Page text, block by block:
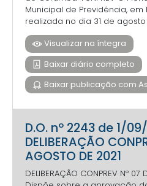
Municipal de Previdência, em
realizada no dia 31 de agosto
Visualizar na íntegra
Baixar diário completo
Baixar publicação com
D.O. nº 2243 de 1/
DELIBERAÇÃO
AGOSTO DE 2021
DELIBERAÇÃO CONPREV Nº 07